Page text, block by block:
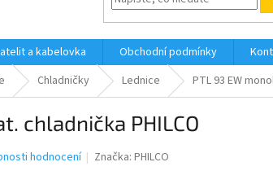
a kabelovka Obchodní podmínky
Chladničky Lednice PTL 93 EW
chladnička PHILCO
hodnocení Značka:PHILCO